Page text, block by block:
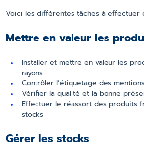
Voici les différentes tâches à effectuer
Mettre en valeur les
Installer et mettre en valeur les
rayons
Contrôler l’étiquetage des
Vérifier la qualité et la bonne
Effectuer le réassort des produits
stocks
Gérer les stocks